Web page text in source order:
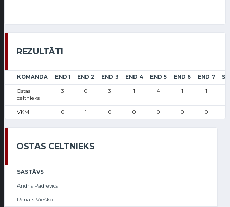
REZULTĀTI
KOMANDA END 1 END 2 END 3 END 4 END 5 END 6 END 7
Ostas
celtnieks
3 0 3 1 4 1 1
VKM 0 1 0 0 0 0 0
OSTAS CELTNIEKS
SASTĀVS
Andris Padrevics
Renāts Vieško